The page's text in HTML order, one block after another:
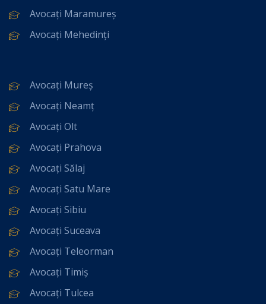
Avocați Maramureș
Avocați Mehedinți
Avocați Mureș
Avocați Neamț
Avocați Olt
Avocați Prahova
Avocați Sălaj
Avocați Satu Mare
Avocați Sibiu
Avocați Suceava
Avocați Teleorman
Avocați Timiș
Avocați Tulcea